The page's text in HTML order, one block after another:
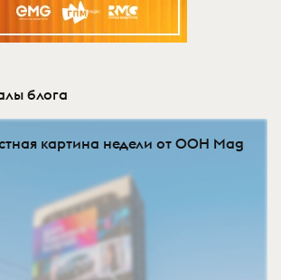
блога
картина недели от OOH Mag